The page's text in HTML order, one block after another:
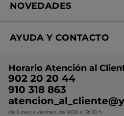
Mi club Yves Rocher
¿Quiénes somos?
Nuestros compromisos
Conviértete en Franquiciada
NOVEDADES
Rebajas
Ideas de Regalo
Colección Monoi
Novedades del mes
AYUDA Y CONTACTO
Contacto
Horario Atención al
902 20 20 44
910 318 863
de lunes a viernes, de 9:00 a 19:00 h